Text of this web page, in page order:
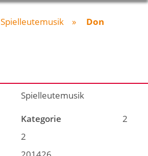
Spielleutemusik » Don
Spielleutemusik
Kategorie
2
2